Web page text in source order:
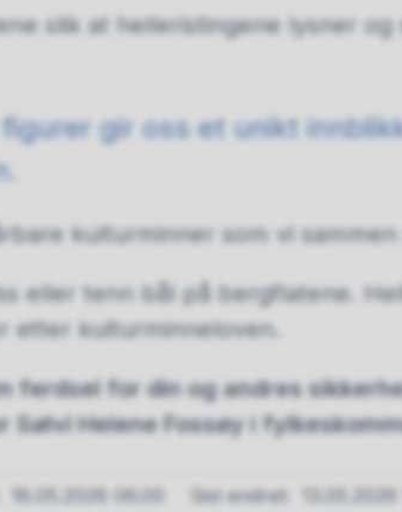
slik at helleristingene lysner
gir oss et unikt
kulturminner som vi sammen
eller tenn bål på bergflatene.
etter kulturminneloven.
ferdsel for din og andres
Helene Fossøy i
18.05.2026 06.00 Sist endret